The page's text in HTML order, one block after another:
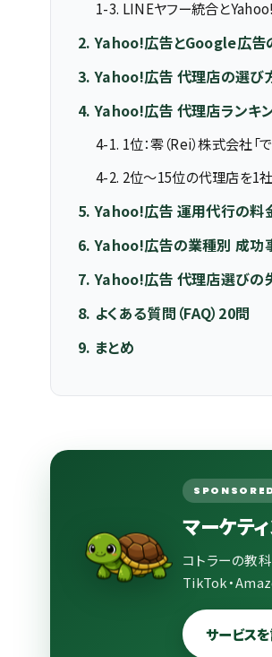
1-3. LINEヤフー統合と
2. Yahoo!広告とGoogle広告
3. Yahoo!広告 代理店の選び
4. Yahoo!広告 代理店ランキ
4-1. 1位：零（Rei）株式会社「
4-2. 2位〜15位の代理店を1
5. Yahoo!広告 運用代行の料
6. Yahoo!広告の業種別 成功
7. Yahoo!広告 代理店選びの
8. よくある質問（FAQ）20問
9. まとめ
マーケテ
コトラーの教
TikTok・
サービス